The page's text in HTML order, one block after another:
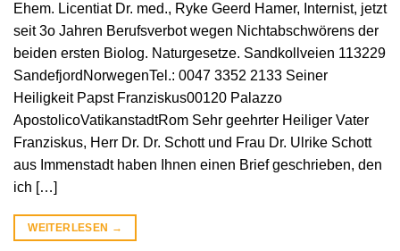
Ehem. Licentiat Dr. med., Ryke Geerd Hamer, Internist, jetzt
seit 3o Jahren Berufsverbot wegen Nichtabschwörens der
beiden ersten Biolog. Naturgesetze. Sandkollveien 113229
SandefjordNorwegenTel.: 0047 3352 2133 Seiner
Heiligkeit Papst Franziskus00120 Palazzo
ApostolicoVatikanstadtRom Sehr geehrter Heiliger Vater
Franziskus, Herr Dr. Dr. Schott und Frau Dr. Ulrike Schott
aus Immenstadt haben Ihnen einen Brief geschrieben, den
ich […]
WEITERLESEN →